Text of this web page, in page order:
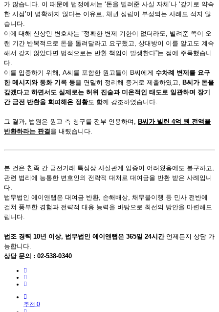
가 많습니다. 이 때문에 법정에서는 ‘돈을 빌려준 사실 자체’나 ‘갚기로 약속
한 시점’이 명확하지 않다는 이유로, 채권 성립이 부정되는 사례도 적지 않
습니다.
이에 대해 신상민 변호사는 “정확한 변제 기한이 없더라도, 빌려준 쪽이 오
랜 기간 반복적으로 돈을 돌려달라고 요구했고, 상대방이 이를 알고도 계속
해서 갚지 않았다면 법적으로는 반환 책임이 발생한다”는 점에 주목했습니
다.
이를 입증하기 위해, A씨를 포함한 원고들이 B씨에게 수차례 변제를 요구
한 메시지와 통화 기록 등을 면밀히 정리해 증거로 제출하였고, B씨가 돈을
갚겠다고 하면서도 실제로는 허위 진술과 미온적인 태도로 일관하며 장기
간 금전 반환을 회피해온 정황도 함께 강조하였습니다.
그 결과, 법원은 원고 측 청구를 전부 인용하며, B씨가 빌린 4억 원 전액을
반환하라는 판결을 내렸습니다.
본 건은 친족 간 금전거래 특성상 사실관계 입증이 어려웠음에도 불구하고,
관련 법리에 능통한 변호인의 전략적 대처로 대여금을 반환 받은 사례입니
다.
법무법인 에이앤랩은 대여금 반환, 손해배상, 채무불이행 등 민사 전반에
걸쳐 풍부한 경험과 전략적 대응 능력을 바탕으로 최선의 방안을 마련해드
립니다.
법조 경력 10년 이상, 법무법인 에이앤랩은 365일 24시간언제든지 상담 가
능합니다.
상담 문의 : 02-538-0340
추천 0